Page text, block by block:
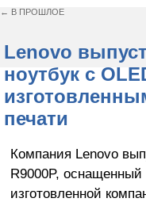
← В ПРОШЛОЕ
Lenovo
ноутбук с
печати
Компания Lenovo
R9000P,
изготовленной